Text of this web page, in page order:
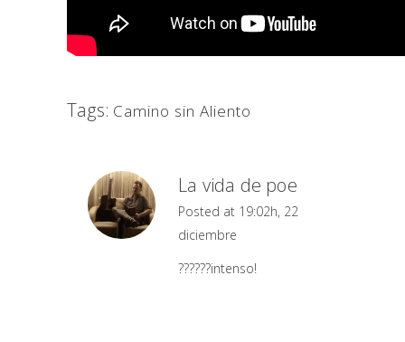
Tags: Camino sin Aliento
La vida de poe
Posted at 19:02h, 22
diciembre
??????intenso!